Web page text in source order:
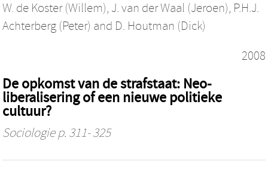
W. de Koster (Willem), J. van der Waal (Jeroen), P.H.J.
Achterberg (Peter) and D. Houtman (Dick)
2008
De opkomst van de strafstaat: Neo-
liberalisering of een nieuwe politieke
cultuur?
Sociologiep. 311- 325